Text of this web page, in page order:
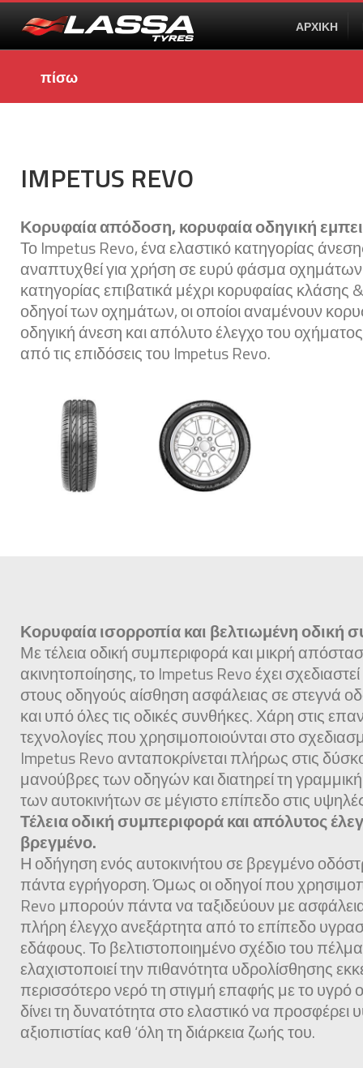
ΑΡΧΙΚΗ
πίσω
IMPETUS REVO
Κορυφαία απόδοση, κορυφαία οδηγική
Το Impetus Revo, ένα ελαστικό κατηγορίας
αναπτυχθεί για χρήση σε ευρύ φάσμα
κατηγορίας επιβατικά μέχρι κορυφαίας κλάσης
οδηγοί των οχημάτων, οι οποίοι αναμένουν
οδηγική άνεση και απόλυτο έλεγχο του
από τις επιδόσεις του Impetus Revo.
Κορυφαία ισορροπία και βελτιωμένη οδική
Με τέλεια οδική συμπεριφορά και μικρή
ακινητοποίησης, το Impetus Revo έχει
στους οδηγούς αίσθηση ασφάλειας σε στεγνά
και υπό όλες τις οδικές συνθήκες. Χάρη στις
τεχνολογίες που χρησιμοποιούνται στο
Impetus Revo ανταποκρίνεται πλήρως στις
μανούβρες των οδηγών και διατηρεί τη
των αυτοκινήτων σε μέγιστο επίπεδο στις
Τέλεια οδική συμπεριφορά και απόλυτος
βρεγμένο.
Η οδήγηση ενός αυτοκινήτου σε βρεγμένο
πάντα εγρήγορση. Όμως οι οδηγοί που
Revo μπορούν πάντα να ταξιδεύουν με
πλήρη έλεγχο ανεξάρτητα από το επίπεδο
εδάφους. Το βελτιστοποιημένο σχέδιο του
ελαχιστοποιεί την πιθανότητα υδρολίσθησης
περισσότερο νερό τη στιγμή επαφής με το υγρό
δίνει τη δυνατότητα στο ελαστικό να
αξιοπιστίας καθ ‘όλη τη διάρκεια ζωής του.